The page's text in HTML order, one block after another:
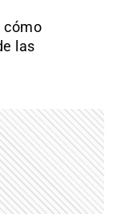
cómo
las